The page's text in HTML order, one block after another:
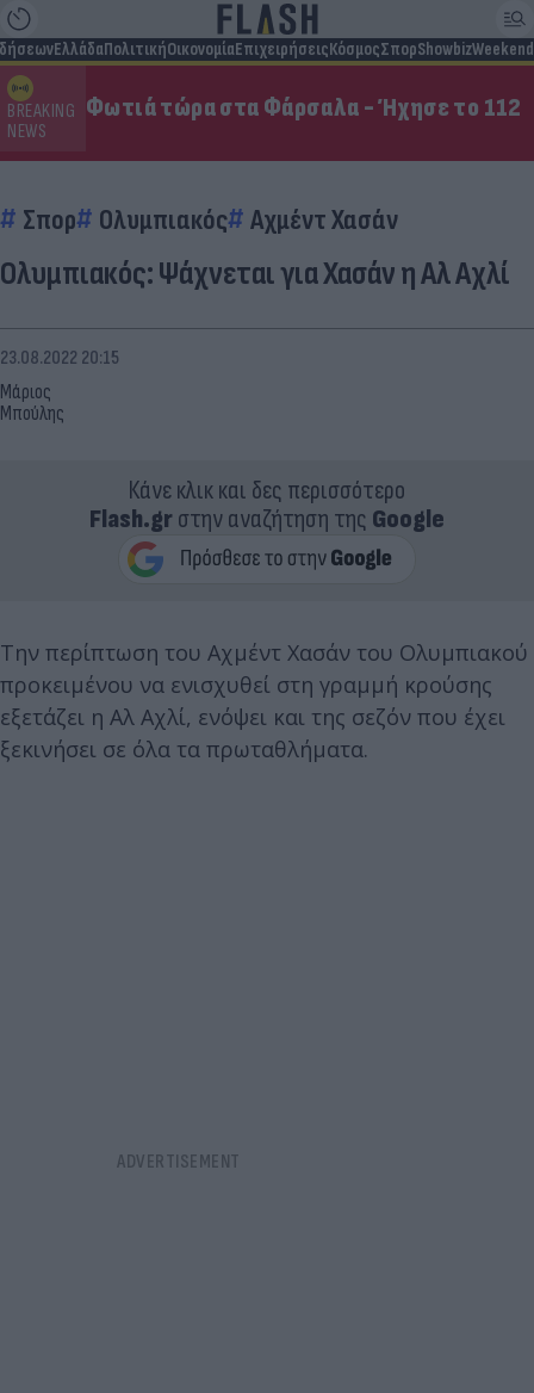
ΕλλάδαΠολιτικήΟικονομίαΕπιχειρήσειςΚόσμοςΣπορShowbizWeekend
BREAKING
NEWS
Φωτιά τώρα στα Φάρσαλα - Ήχησε το 112
Σπορ Ολυμπιακός Αχμέντ Χασάν
Ολυμπιακός: Ψάχνεται για Χασάν η Αλ Αχλί
Μάριος
Μπούλης
23.08.2022 20:15
Κάνε κλικ και δες περισσότερο
Flash.grστην αναζήτηση της Google
Την περίπτωση του Αχμέντ Χασάν του Ολυμπιακού
προκειμένου να ενισχυθεί στη γραμμή κρούσης
εξετάζει η Αλ Αχλί, ενόψει και της σεζόν που έχει
ξεκινήσει σε όλα τα πρωταθλήματα.